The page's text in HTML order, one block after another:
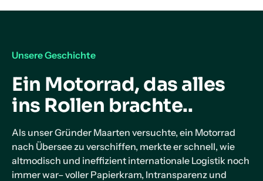
Unsere Geschichte
Ein Motorrad, das alles
ins Rollen brachte..
Als unser Gründer Maarten versuchte, ein Motorrad
nach Übersee zu verschiffen, merkte er schnell, wie
altmodisch und ineffizient internationale Logistik noch
immer war– voller Papierkram, Intransparenz und